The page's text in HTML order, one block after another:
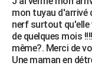
Alimentation
Guide de la santé
Maladies
Médicaments
Sommeil
VOYAGE
Destinations
City break
Voyage nature
Voyage de noces
Forum
Climat
PHOTO
GUIDES D'ACHAT
mon tuyau d'arrivé
nerf surtout qu'elle
de quelques mois
même?. Merci de
Une maman en